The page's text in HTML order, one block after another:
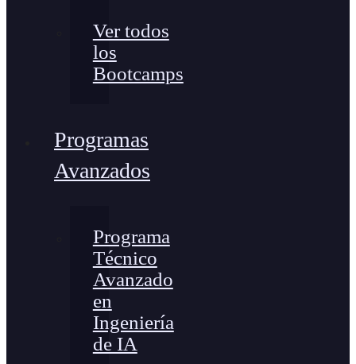
Ver todos
los
Bootcamps
Programas
Avanzados
Programa
Técnico
Avanzado
en
Ingeniería
de IA